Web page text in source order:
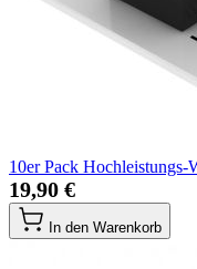
10er Pack
19,90 €
In den Warenkorb